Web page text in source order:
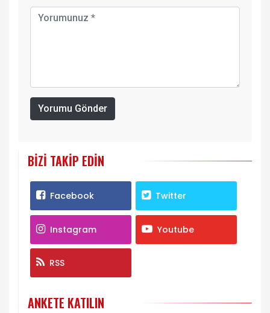
Yorumu Gönder
BIZI TAKIP EDIN
Facebook Twitter
Instagram Youtube
RSS
ANKETE KATILIN